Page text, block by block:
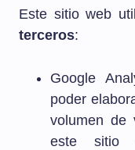
Este sitio web
terceros:
Google
poder
volumen de
este sitio